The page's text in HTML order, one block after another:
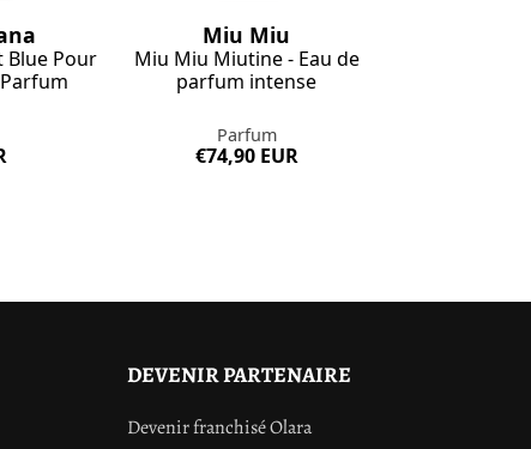
Blue Pour
Miu Miu
Miu Miu Miutine - Eau de
parfum intense
Parfum
€74,90 EUR
DEVENIR PARTENAIRE
Devenir franchisé Olara